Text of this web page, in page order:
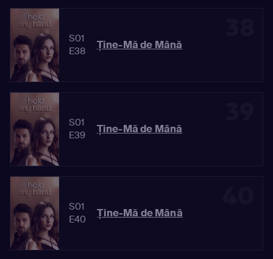
S01
E38
Ține-Mă de Mână
S01
E39
Ține-Mă de Mână
S01
E40
Ține-Mă de Mână